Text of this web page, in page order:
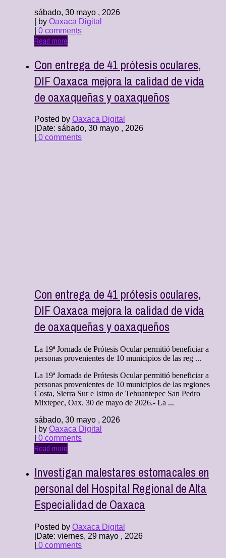
sábado, 30 mayo , 2026
| by Oaxaca Digital
0 comments
Read more
Con entrega de 41 prótesis oculares,
DIF Oaxaca mejora la calidad de vida
de oaxaqueñas y oaxaqueños
Posted by Oaxaca Digital
Date: sábado, 30 mayo , 2026
0 comments
Con entrega de 41 prótesis oculares,
DIF Oaxaca mejora la calidad de vida
de oaxaqueñas y oaxaqueños
La 19ª Jornada de Prótesis Ocular permitió beneficiar a
personas provenientes de 10 municipios de las reg ...
La 19ª Jornada de Prótesis Ocular permitió beneficiar a
personas provenientes de 10 municipios de las regiones
Costa, Sierra Sur e Istmo de Tehuantepec San Pedro
Mixtepec, Oax. 30 de mayo de 2026.- La ...
sábado, 30 mayo , 2026
| by Oaxaca Digital
0 comments
Read more
Investigan malestares estomacales en
personal del Hospital Regional de Alta
Especialidad de Oaxaca
Posted by Oaxaca Digital
Date: viernes, 29 mayo , 2026
0 comments